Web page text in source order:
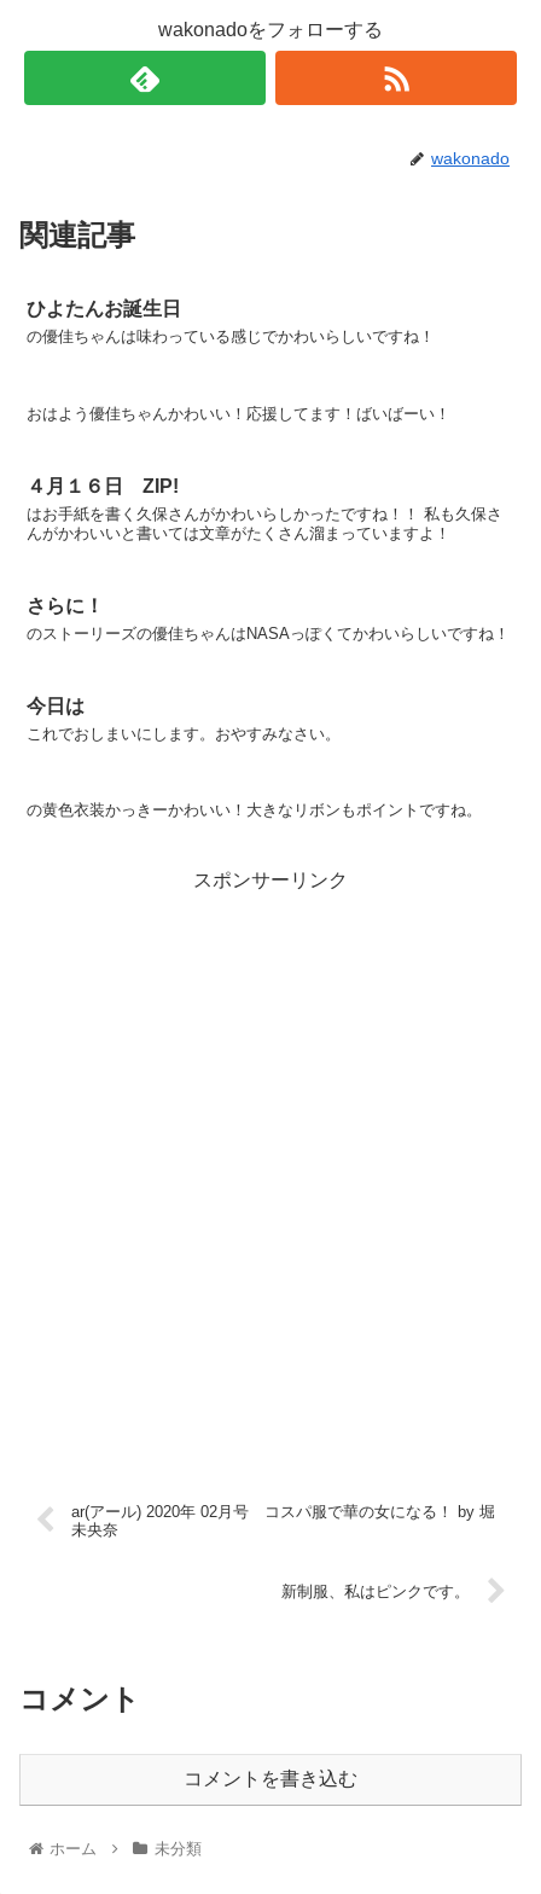
wakonadoをフォローする
wakonado
関連記事
ひよたんお誕生日
の優佳ちゃんは味わっている感じでかわいらしいですね！
おはよう優佳ちゃんかわいい！応援してます！ばいばーい！
４月１６日 ZIP!
はお手紙を書く久保さんがかわいらしかったですね！！ 私も久保さ
んがかわいいと書いては文章がたくさん溜まっていますよ！
さらに！
のストーリーズの優佳ちゃんはNASAっぽくてかわいらしいですね！
今日は
これでおしまいにします。おやすみなさい。
の黄色衣装かっきーかわいい！大きなリボンもポイントですね。
スポンサーリンク
ar(アール) 2020年 02月号 コスパ服で華の女になる！ by 堀
未央奈
新制服、私はピンクです。
コメント
コメントを書き込む
ホーム 未分類